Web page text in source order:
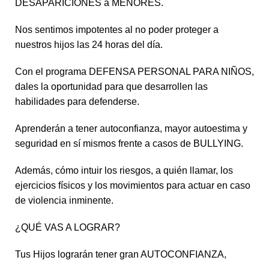
DESAPARICIONES a MENORES.
Nos sentimos impotentes al no poder proteger a
nuestros hijos las 24 horas del día.
Con el programa DEFENSA PERSONAL PARA NIÑOS,
dales la oportunidad para que desarrollen las
habilidades para defenderse.
Aprenderán a tener autoconfianza, mayor autoestima y
seguridad en sí mismos frente a casos de BULLYING.
Además, cómo intuir los riesgos, a quién llamar, los
ejercicios físicos y los movimientos para actuar en caso
de violencia inminente.
¿QUÉ VAS A LOGRAR?
Tus Hijos lograrán tener gran AUTOCONFIANZA,